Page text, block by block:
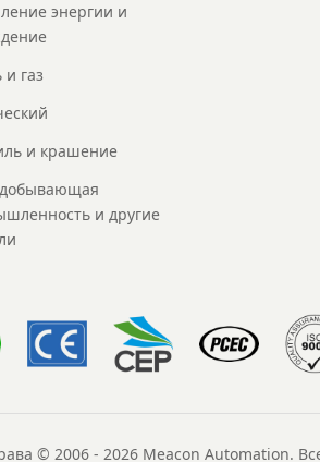
энергии и
и газ
и крашение
и другие
© 2006 - 2026 Meacon Automation.